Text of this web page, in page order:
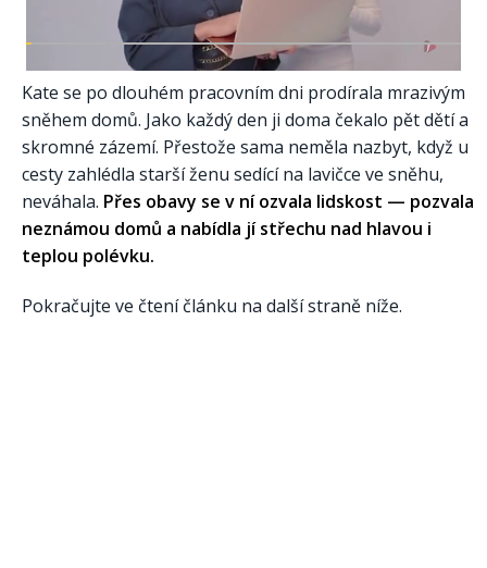
Kate se po dlouhém pracovním dni prodírala mrazivým
sněhem domů. Jako každý den ji doma čekalo pět dětí a
skromné zázemí. Přestože sama neměla nazbyt, když u
cesty zahlédla starší ženu sedící na lavičce ve sněhu,
neváhala. Přes obavy se v ní ozvala lidskost — pozvala
neznámou domů a nabídla jí střechu nad hlavou i
teplou polévku.
Pokračujte ve čtení článku na další straně níže.